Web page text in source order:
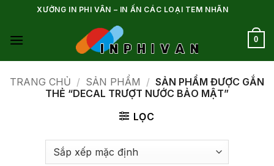
nội
XƯỞNG IN PHI VÂN – IN ẤN CÁC LOẠI TEM NHÃN
0
TRANG CHỦ / SẢN PHẨM / SẢN PHẨM ĐƯỢC GẮN
THẺ “DECAL TRƯỢT NƯỚC BẢO MẬT”
LỌC